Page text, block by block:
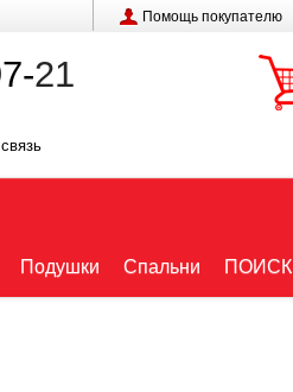
Помощь покупателю
21
Подушки Спальни ПОИСК